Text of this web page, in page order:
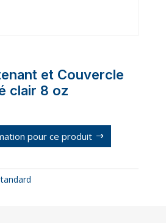
et Couvercle
clair 8 oz
pour ce produit